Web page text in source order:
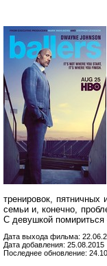
тренировок, пятничных
семьи и, конечно,
С девушкой
Дата выхода фильма:
Дата добавления: 25.08.2015
Последнее обновление: